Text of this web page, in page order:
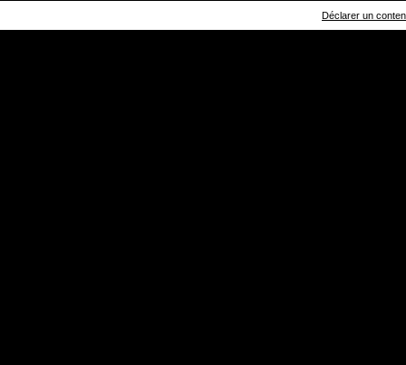
Déclarer un